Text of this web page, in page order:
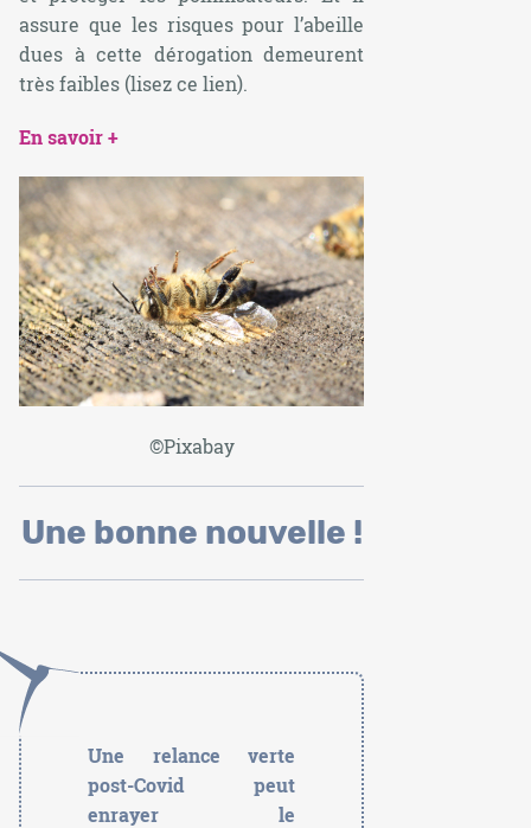
assure que les risques pour l’abeille
dues à cette dérogation demeurent
très faibles (lisez ce lien).
En savoir +
©Pixabay
Une bonne nouvelle !
Une relance verte
post-Covid peut
enrayer le